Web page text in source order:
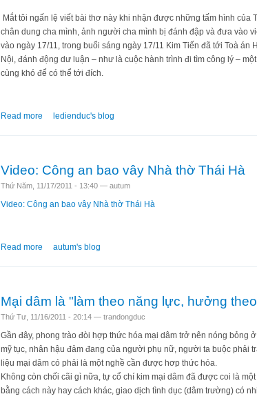
Mắt tôi ngấn lệ viết bài thơ này khi nhận được những tấm hình
chân dung cha mình, ảnh người cha mình bị đánh đập và đưa vào
vào ngày 17/11, trong buổi sáng ngày 17/11 Kim Tiến đã tới Toà
Nội, đánh động dư luận – như là cuộc hành trình đi tìm công lý –
cùng khó để có thể tới đích.
Read more about Em đi tìm công lý ở nơi đâu?
ledienduc's blog
Video: Công an bao vây Nhà thờ Thái Hà
Thứ Năm, 11/17/2011 - 13:40 — autum
Video: Công an bao vây Nhà thờ Thái Hà
Read more about Video: Công an bao vây Nhà thờ Thái Hà
autum's blog
Mại dâm là "làm theo năng lực, hưởng
Thứ Tư, 11/16/2011 - 20:14 — trandongduc
Gần đây, phong trào đòi hợp thức hóa mại dâm trở nên nóng bỏng
mỹ tục, nhân hậu đảm đang của người phụ nữ, người ta buộc phải
liệu mại dâm có phải là một nghề cần được hơp thức hóa.
Không còn chối cãi gì nữa, tự cổ chí kim mại dâm đã được coi là
bằng cách này hay cách khác, giao dịch tình dục (dâm trường) có